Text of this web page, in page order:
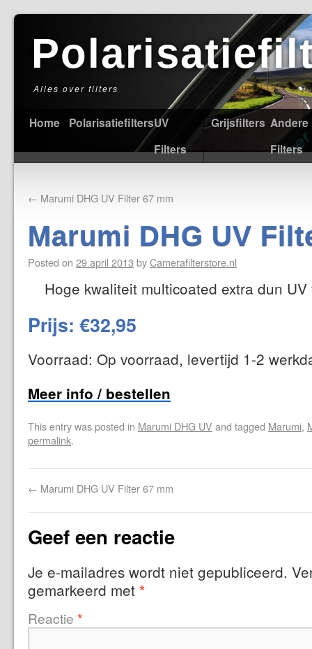
Alles over filters
Home PolarisatiefiltersUV
Filters
Grijsfilters Andere
Filters
← Marumi DHG UV Filter 67 mm
Marumi DHG UV
Posted on 29 april 2013 byCamerafilterstore.nl
Hoge kwaliteit multicoated extra dun UV
Prijs: €32,95
Voorraad: Op voorraad, levertijd 1-2
Meer info / bestellen
This entry was posted in Marumi DHG UV and tagged Marumi,
permalink.
← Marumi DHG UV Filter 67 mm
Geef een reactie
Je e-mailadres wordt niet gepubliceerd.
gemarkeerd met *
Reactie *